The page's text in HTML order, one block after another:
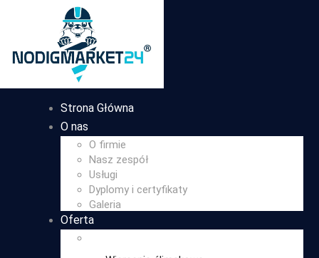
Strona Główna
O nas
O firmie
Nasz zespół
Usługi
Dyplomy i certyfikaty
Galeria
Oferta